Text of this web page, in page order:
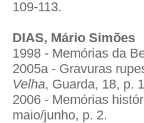
109-113.
DIAS, Mário Simões
1998 - Memórias da
2005a - Gravuras
Velha, Guarda, 18, p.
2006 - Memórias
maio/junho, p. 2.